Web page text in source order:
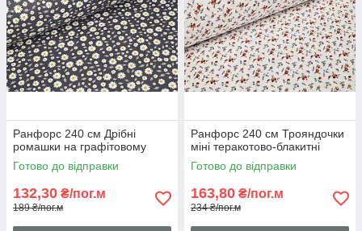
Ранфорс 240 см Дрібні
ромашки на графітовому
Готово до відправки
132,30 ₴/пог.м
189 ₴/пог.м
Ранфорс 240 см Трояндочки
міні теракотово-блакитні
Готово до відправки
163,80 ₴/пог.м
234 ₴/пог.м